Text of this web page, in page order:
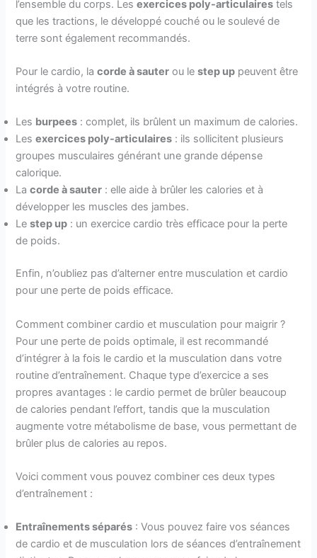
l’ensemble du corps. Lesexercices poly-articulaires tels
que les tractions, le développé couché ou le soulevé de
terre sont également recommandés.
Pour le cardio, lacorde à sauter ou lestep up peuvent être
intégrés à votre routine.
Les burpees : complet, ils brûlent un maximum de calories.
Lesexercices poly-articulaires : ils sollicitent plusieurs
groupes musculaires générant une grande dépense
calorique.
Lacorde à sauter : elle aide à brûler les calories et à
développer les muscles des jambes.
Lestep up : un exercice cardio très efficace pour la perte
de poids.
Enfin, n’oubliez pas d’alterner entre musculation et cardio
pour une perte de poids efficace.
Comment combiner cardio et musculation pour maigrir ?
Pour une perte de poids optimale, il est recommandé
d’intégrer à la fois le cardio et la musculation dans votre
routine d’entraînement. Chaque type d’exercice a ses
propres avantages : le cardio permet de brûler beaucoup
de calories pendant l’effort, tandis que la musculation
augmente votre métabolisme de base, vous permettant de
brûler plus de calories au repos.
Voici comment vous pouvez combiner ces deux types
d’entraînement :
Entraînements séparés : Vous pouvez faire vos séances
de cardio et de musculation lors de séances d’entraînement